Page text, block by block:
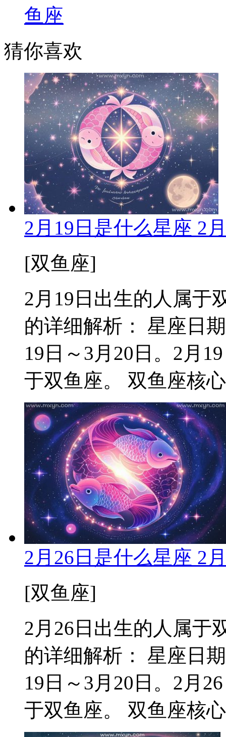
鱼座
猜你喜欢
2月19日是什么星座 2
[双鱼座]
2月19日出生的人属于
的详细解析： 星座日
19日～3月20日。2月
于双鱼座。 双鱼座核
2月26日是什么星座 2
[双鱼座]
2月26日出生的人属于
的详细解析： 星座日
19日～3月20日。2月
于双鱼座。 双鱼座核